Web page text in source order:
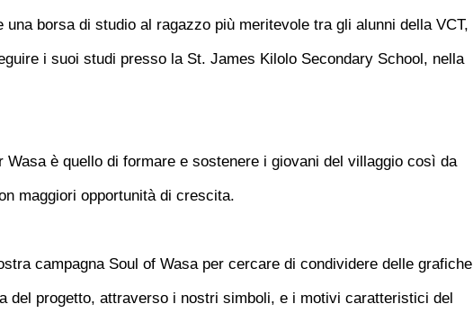
una borsa di studio al ragazzo più meritevole tra gli alunni della VCT,
i suoi studi presso la St. James Kilolo Secondary School, nella
Wasa è quello di formare e sostenere i giovani del villaggio così da
maggiori opportunità di crescita.
campagna Soul of Wasa per cercare di condividere delle grafiche
del progetto, attraverso i nostri simboli, e i motivi caratteristici del